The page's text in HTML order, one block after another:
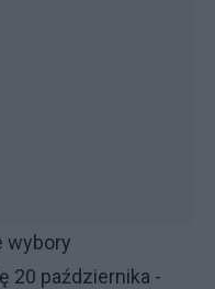
wybory
20 października -